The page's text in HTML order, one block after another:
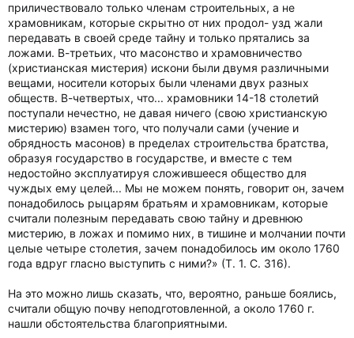
приличествовало только членам строительных, а не
храмовникам, которые скрытно от них продол- узд жали
передавать в своей среде тайну и только прятались за
ложами. В-третьих, что масонство и храмовничество
(христианская мистерия) искони были двумя различными
вещами, носители которых были членами двух разных
обществ. В-четвертых, что... храмовники 14-18 столетий
поступали нечестно, не давая ничего (свою христианскую
мистерию) взамен того, что получали сами (учение и
обрядность масонов) в пределах строительства братства,
образуя государство в государстве, и вместе с тем
недостойно эксплуатируя сложившееся общество для
чуждых ему целей... Мы не можем понять, говорит он, зачем
понадобилось рыцарям братьям и храмовникам, которые
считали полезным передавать свою тайну и древнюю
мистерию, в ложах и помимо них, в тишине и молчании почти
целые четыре столетия, зачем понадобилось им около 1760
года вдруг гласно выступить с ними?» (Т. 1. С. 316).
На это можно лишь сказать, что, вероятно, раньше боялись,
считали общую почву неподготовленной, а около 1760 г.
нашли обстоятельства благоприятными.